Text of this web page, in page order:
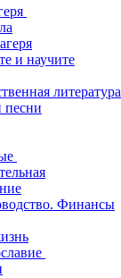
и научите
литература
песни
Финансы